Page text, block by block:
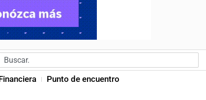
Punto de encuentro